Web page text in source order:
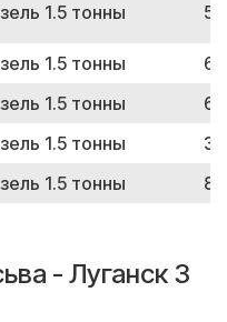
1.5 тонны
1.5 тонны
1.5 тонны
1.5 тонны
1.5 тонны
- Луганск 3